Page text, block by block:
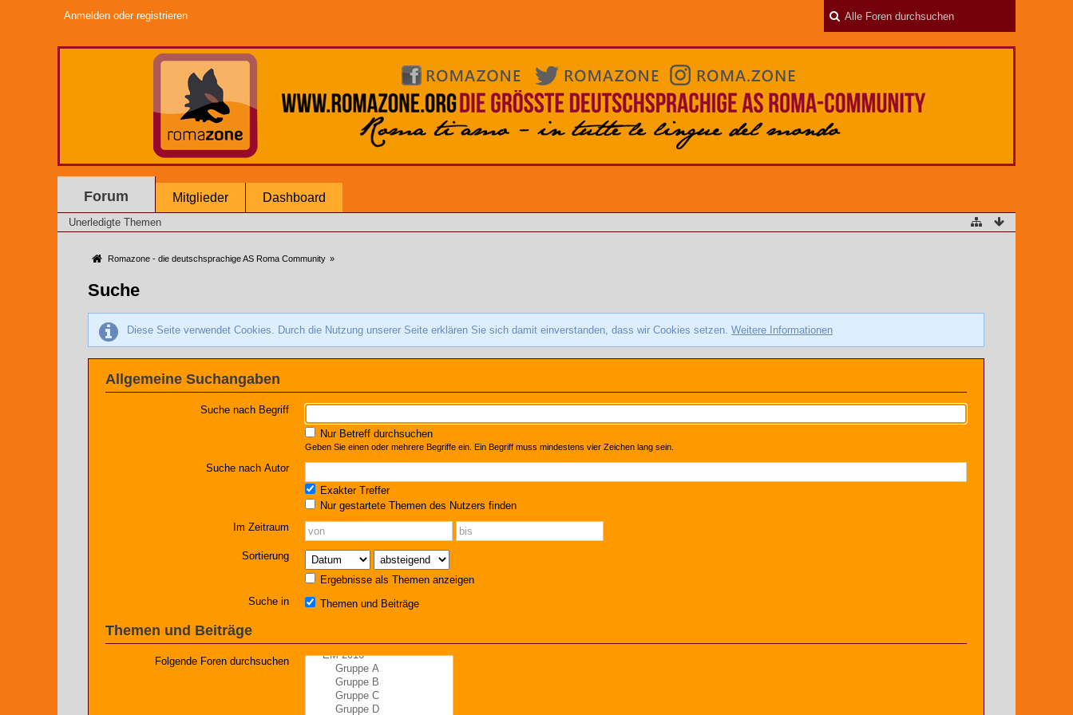
Anmelden oder registrieren
Forum Mitglieder Dashboard
Unerledigte Themen
Romazone - die deutschsprachige AS Roma Community »
Suche
Diese Seite verwendet Cookies. Durch die Nutzung unserer Seite erklären Sie sich damit einverstanden, dass wir Cookies setzen. Weitere Informationen
Allgemeine Suchangaben
Suche nach Begriff
Nur Betreff durchsuchen
Geben Sie einen oder mehrere Begriffe ein. Ein Begriff muss mindestens vier Zeichen lang sein.
Suche nach Autor
Exakter Treffer
Nur gestartete Themen des Nutzers finden
Im Zeitraum
Sortierung
Ergebnisse als Themen anzeigen
Suche in
Themen und Beiträge
Themen und Beiträge
Folgende Foren durchsuchen